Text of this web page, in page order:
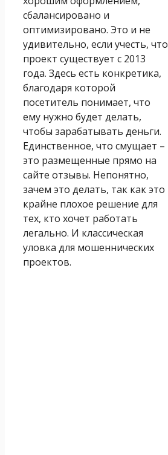
сбалансировано и
оптимизировано. Это и не
удивительно, если учесть, что
проект существует с 2013
года. Здесь есть конкретика,
благодаря которой
посетитель понимает, что
ему нужно будет делать,
чтобы зарабатывать деньги.
Единственное, что смущает –
это размещенные прямо на
сайте отзывы. Непонятно,
зачем это делать, так как это
крайне плохое решение для
тех, кто хочет работать
легально. И классическая
уловка для мошеннических
проектов.